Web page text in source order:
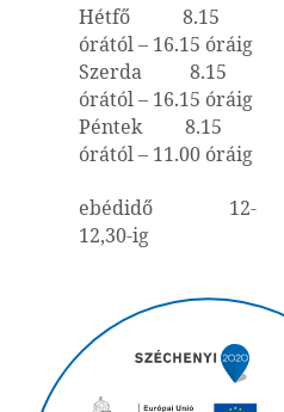
Hétfő 8.15
órától – 16.15 óráig
Szerda 8.15
órától – 16.15 óráig
Péntek 8.15
órától – 11.00 óráig
ebédidő 12-
12,30-ig